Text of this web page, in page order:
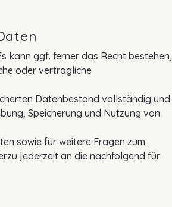
kann ggf. ferner das Recht bestehen,
oder vertragliche
Datenbestand vollständig und
Speicherung und Nutzung von
sowie für weitere Fragen zum
jederzeit an die nachfolgend für